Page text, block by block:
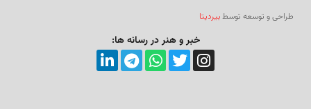
طراحی و توسعه توسطبیردیتا
خبر و هنر در رسانه ها: